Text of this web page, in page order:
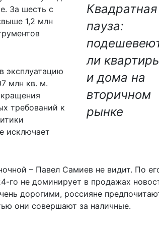
Квадратная
пауза:
ли
и дома на
вторичном
рынке
За шесть с
1,2 млн
эксплуатацию
млн кв. м.
требований к
исключает
– Павел Самиев не видит. По
го не доминирует в продажах
дорогими, россияне
они совершают за наличные.